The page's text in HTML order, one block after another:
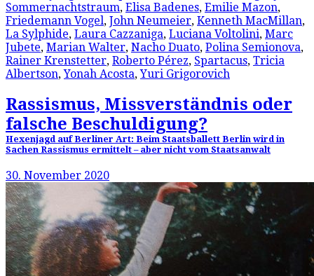
Sommernachtstraum, Elisa Badenes, Emilie Mazon,
Friedemann Vogel, John Neumeier, Kenneth MacMillan,
La Sylphide, Laura Cazzaniga, Luciana Voltolini, Marc
Jubete, Marian Walter, Nacho Duato, Polina Semionova,
Rainer Krenstetter, Roberto Pérez, Spartacus, Tricia
Albertson,Yonah Acosta,Yuri Grigorovich
Rassismus, Missverständnis oder
falsche Beschuldigung?
Hexenjagd auf Berliner Art: Beim Staatsballett Berlin wird in
Sachen Rassismus ermittelt – aber nicht vom Staatsanwalt
30. November 2020